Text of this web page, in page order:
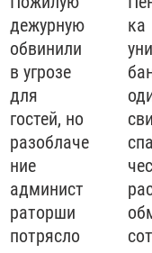
дежурную
обвинили
в угрозе
для
гостей, но
разоблаче
ние
админист
раторши
потрясло
ка